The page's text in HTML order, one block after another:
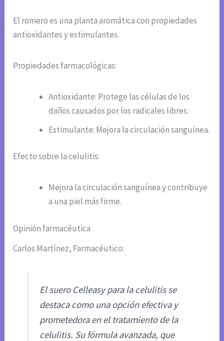
El romero es una planta aromática con propiedades
antioxidantes y estimulantes.
Propiedades farmacológicas:
Antioxidante: Protege las células de los
daños causados por los radicales libres.
Estimulante: Mejora la circulación sanguínea.
Efecto sobre la celulitis:
Mejora la circulación sanguínea y contribuye
a una piel más firme.
Opinión farmacéutica
Carlos Martínez, Farmacéutico:
El suero Celleasy para la celulitis se
destaca como una opción efectiva y
prometedora en el tratamiento de la
celulitis. Su fórmula avanzada, que